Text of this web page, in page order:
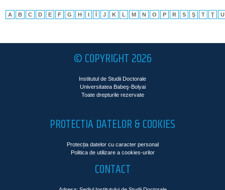
A B C D E F G H I Î J K L M N O P R S Ş T Ţ U
© COPYRIGHT 2026
Institutul de Studii Doctorale
Universitatea Babeş-Bolyai
Toate drepturile rezervate
PROTECTIA DATELOR & COOKIES
Protecția datelor cu caracter personal
Politica de utilizare a cookies-urilor
CONTACT